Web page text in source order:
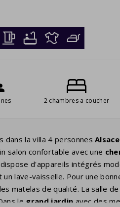
2 chambres a coucher
dans la villa 4 personnes
salon confortable avec une
dispose d'appareils intégrés
lave-vaisselle. Pour une
matelas de qualité. La salle de
le grand jardin avec des